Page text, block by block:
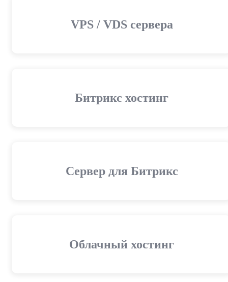
VPS / VDS сервера
Битрикс хостинг
Сервер для Битрикс
Облачный хостинг